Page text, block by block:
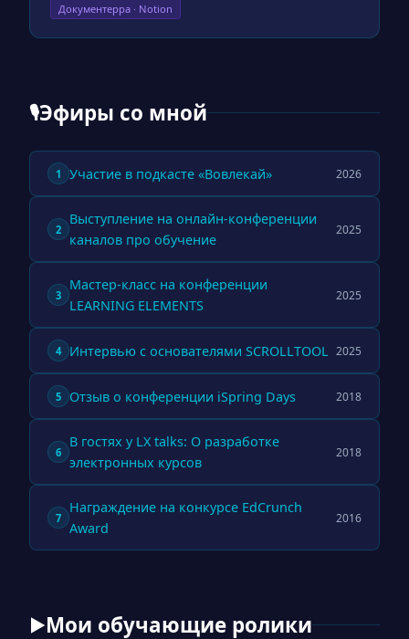
Документерра · Notion
🎙Эфиры со мной
1 Участие в подкасте «Вовлекай» 2026
2
Выступление на онлайн-конференции
каналов про обучение
2025
3
Мастер-класс на конференции
LEARNING ELEMENTS
2025
4 Интервью с основателями SCROLLTOOL 2025
5 Отзыв о конференции iSpring Days 2018
6
В гостях у LX talks: О разработке
электронных курсов
2018
7
Награждение на конкурсе EdCrunch
Award
2016
▶Мои обучающие ролики